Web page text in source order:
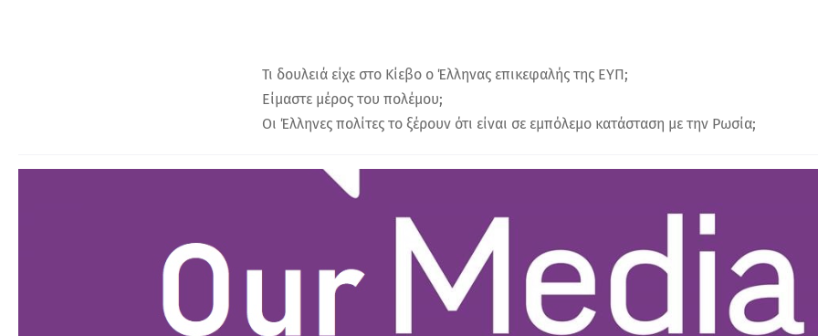
Τι δουλειά είχε στο Κίεβο ο Έλληνας επικεφαλής της ΕΥΠ;
Είμαστε μέρος του πολέμου;
Οι Έλληνες πολίτες το ξέρουν ότι είναι σε εμπόλεμο κατάσταση με την Ρωσία;